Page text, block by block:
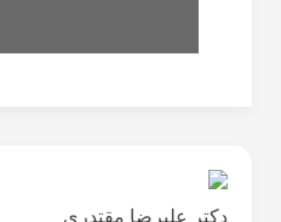
دکتر علیرضا مقتدری